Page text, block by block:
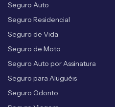
Seguro Auto
Seguro Residencial
Seguro de Vida
Seguro de Moto
Seguro Auto por Assinatura
Seguro para Aluguéis
Seguro Odonto